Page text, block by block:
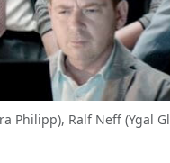
Ralf Neff (Ygal